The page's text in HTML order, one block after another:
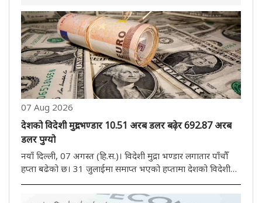
07 Aug 2026
देशको विदेशी मुद्रा भण्डार 10.51 अरब डलर बढे़र 692.87 अरब
डलर पुग्यो
नयाँ दिल्ली, 07 अगस्त (हि.स.)। विदेशी मुद्रा भण्डार लगातार पाँचौँ
हप्ता बढेको छ। 31 जुलाईमा समाप्त भएको हप्तामा देशको विदेशी
मुद्रा भण्डार 10.51 अरब डलर बढेर 692.87 अरब डलर पुगेको छ।
भारतीय रिजर्भ ब्याङ्क (रिजर्भ ब्याङ्क अफ इन्डिया) ले शुक्रबार ..